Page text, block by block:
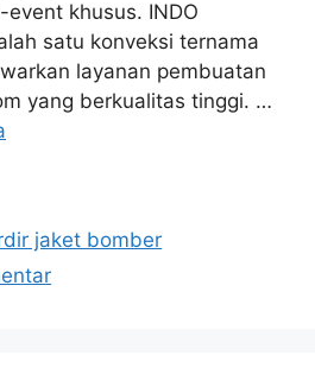
khusus. INDO
satu konveksi ternama
layanan pembuatan
yang berkualitas tinggi. …
jaket bomber